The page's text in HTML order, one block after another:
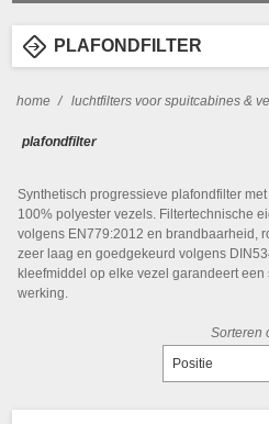
PLAFONDFILTER
home / luchtfilters voor spuitcabines &
plafondfilter
Synthetisch progressieve plafondfilter
100% polyester vezels. Filtertechnische
volgens EN779:2012 en brandbaarheid,
zeer laag en goedgekeurd volgens
kleefmiddel op elke vezel garandeert
werking.
Sorteren
Positie